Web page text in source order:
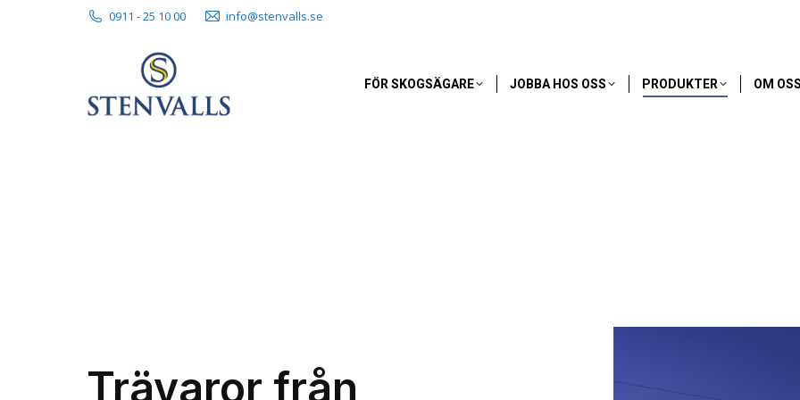
0911 - 25 10 00 info@stenvalls.se
FÖR SKOGSÄGARE JOBBA HOS OSS PRODUKTER OM OSS
Trävaror från